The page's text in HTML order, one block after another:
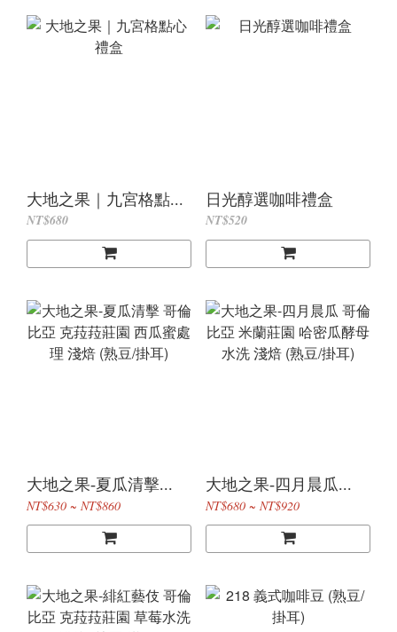
大地之果｜九宮格點...
NT$680
日光醇選咖啡禮盒
NT$520
大地之果-夏瓜清擊...
NT$630 ~ NT$860
大地之果-四月晨瓜...
NT$680 ~ NT$920